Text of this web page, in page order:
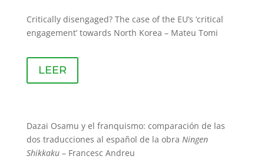
Critically disengaged? The case of the EU’s ‘critical
engagement’ towards North Korea – Mateu Tomi
LEER
Dazai Osamu y el franquismo: comparación de las
dos traducciones al español de la obra Ningen
Shikkaku– Francesc Andreu